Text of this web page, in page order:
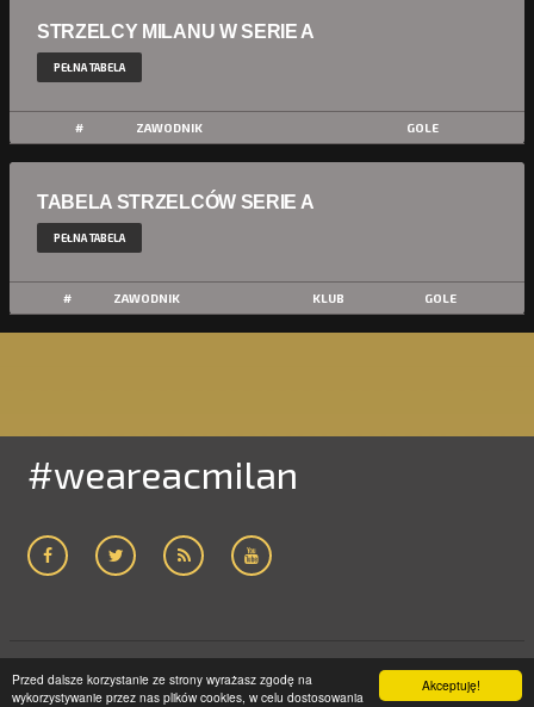
Akceptuję!
Przed dalsze korzystanie ze strony wyrażasz zgodę na
wykorzystywanie przez nas plików cookies, w celu dostosowania
STRZELCY MILANU W SERIE A
PEŁNA TABELA
# ZAWODNIK GOLE
TABELA STRZELCÓW SERIE A
PEŁNA TABELA
# ZAWODNIK KLUB GOLE
#weareacmilan
ACMILAN24.COM2005-2019 | WSZELKIE PRAWA ZASTRZEŻONE